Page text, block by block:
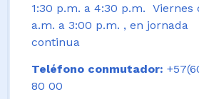
1:30 p.m. a 4:30 p.m. Viernes
a.m. a 3:00 p.m. , en jornada
continua
Teléfono conmutador:
80 00